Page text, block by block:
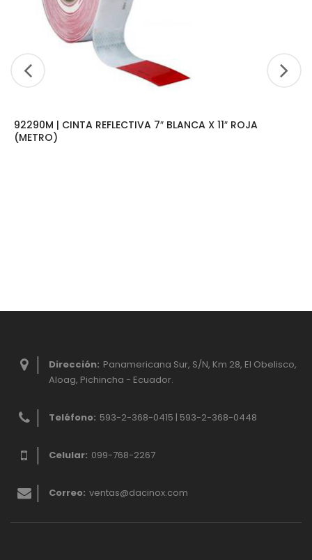
92290M | CINTA REFLECTIVA 7″ BLANCA X 11″ ROJA
(METRO)
Dirección: Panamericana Sur, S/N, Km 28, El Obelisco,
Aloag, Pichincha - Ecuador.
Teléfono: 593-2-368-0415 | 593-2-368-0448
Celular: 099-768-2267
Correo: ventas@dacinox.com